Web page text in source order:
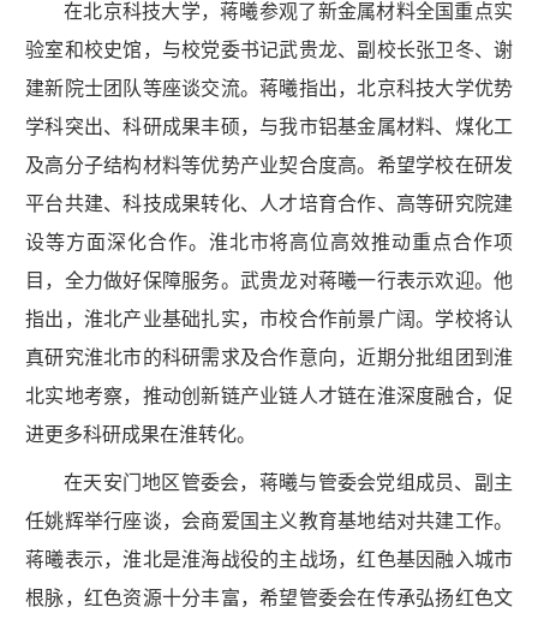
在北京科技大学，蒋曦参观了新金属材料全国重点实
验室和校史馆，与校党委书记武贵龙、副校长张卫冬、谢
建新院士团队等座谈交流。蒋曦指出，北京科技大学优势
学科突出、科研成果丰硕，与我市铝基金属材料、煤化工
及高分子结构材料等优势产业契合度高。希望学校在研发
平台共建、科技成果转化、人才培育合作、高等研究院建
设等方面深化合作。淮北市将高位高效推动重点合作项
目，全力做好保障服务。武贵龙对蒋曦一行表示欢迎。他
指出，淮北产业基础扎实，市校合作前景广阔。学校将认
真研究淮北市的科研需求及合作意向，近期分批组团到淮
北实地考察，推动创新链产业链人才链在淮深度融合，促
进更多科研成果在淮转化。
在天安门地区管委会，蒋曦与管委会党组成员、副主
任姚辉举行座谈，会商爱国主义教育基地结对共建工作。
蒋曦表示，淮北是淮海战役的主战场，红色基因融入城市
根脉，红色资源十分丰富，希望管委会在传承弘扬红色文